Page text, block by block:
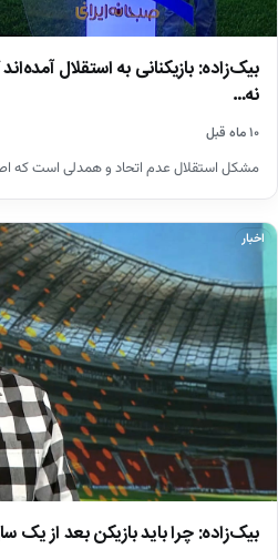
بیک‌زاده: بازیکنانی به استقلال
نه…
۱۰ ماه قبل
مشکل استقلال عدم اتحاد و همدلی است که
اخبار
بیک‌زاده: چرا باید بازیکن بعد از یک